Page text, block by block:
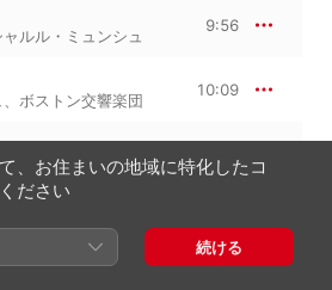
ャルル・ミュンシュ
9:56
ボストン交響楽団
10:09
、 ボストン交響楽団
ルル・ミュンシュ
、お住まいの地域に特化したコ
ださい
続ける